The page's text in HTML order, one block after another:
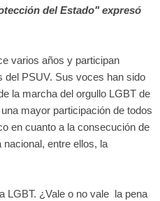
del Estado" expresó
varios años y participan
del PSUV. Sus voces han sido
la marcha del orgullo LGBT de
mayor participación de todos
en cuanto a la consecución de
entre ellos, la
LGBT. ¿Vale o no vale la pena